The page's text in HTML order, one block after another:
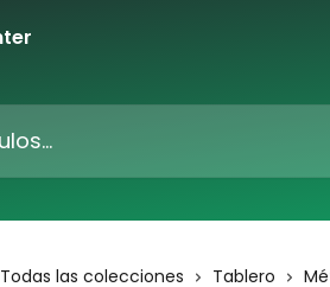
Todas las colecciones Tablero